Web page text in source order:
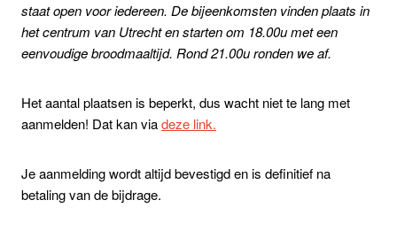
staat open voor iedereen. De bijeenkomsten vinden plaats in
het centrum van Utrecht en starten om 18.00u met een
eenvoudige broodmaaltijd. Rond 21.00u ronden we af.
Het aantal plaatsen is beperkt, dus wacht niet te lang met
aanmelden! Dat kan viadeze link.
Je aanmelding wordt altijd bevestigd en is definitief na
betaling van de bijdrage.